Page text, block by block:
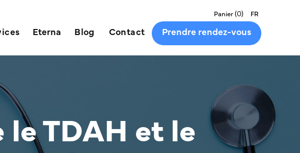
Panier (0) FR
Eterna Blog Contact Prendre rendez-vous
TDAH et le